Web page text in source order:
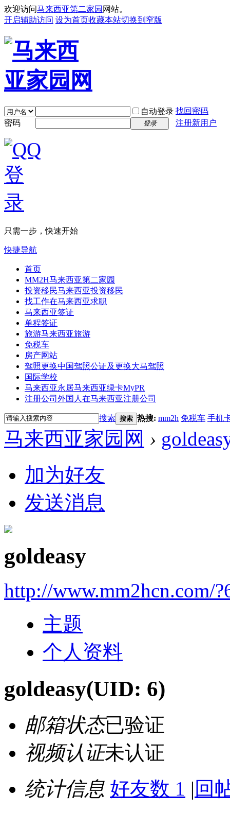
欢迎访问马来西亚第二家园 网站。
开启辅助访问 设为首页收藏本站切换到窄版
自动登录 找回密码
密码
登录 注册新用户
只需一步，快速开始
快捷导航
首页
MM2H马来西亚第二家园
投资移民马来西亚投资移民
找工作在马来西亚求职
马来西亚签证
单程签证
旅游马来西亚旅游
免税车
房产网站
驾照更换中国驾照公证及更换大马驾照
国际学校
马来西亚永居马来西亚绿卡MyPR
注册公司 外国人在马来西亚注册公司
搜索 搜索 热搜: mm2h 免税车 手机
马来西亚家园网 ›
加为好友
发送消息
goldeasy
http://www.mm2hcn.com/
主题
个人资料
goldeasy(UID: 6)
邮箱状态已验证
视频认证未认证
统计信息 好友数 1 | 回